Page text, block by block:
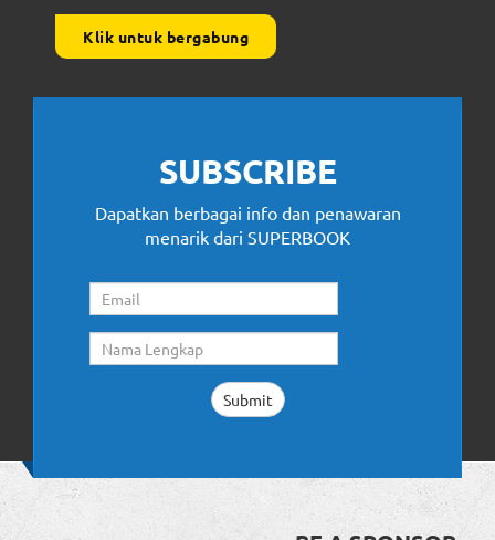
Klik untuk bergabung
SUBSCRIBE
Dapatkan berbagai info dan penawaran
menarik dari SUPERBOOK